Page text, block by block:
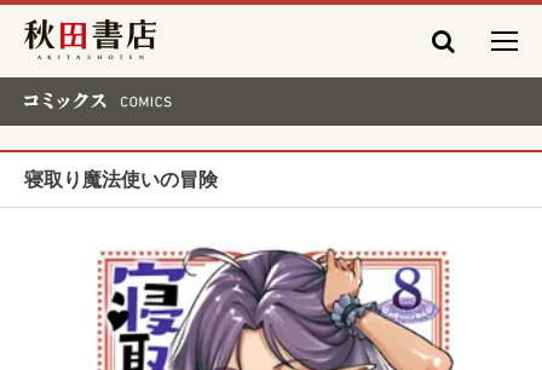
秋田書店
寝取り魔法使いの冒険